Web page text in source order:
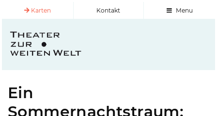
Karten Kontakt Menu
Ein
Sommernachtstraum: